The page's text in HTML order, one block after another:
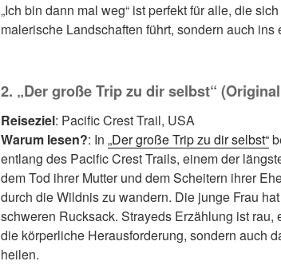
„Ich bin dann mal weg“ ist perfekt für alle, die
malerische Landschaften führt, sondern auch ins
2. „Der große Trip zu dir selbst“
Reiseziel: Pacific Crest Trail, USA
Warum lesen?: In „Der große Trip zu dir selbst“
entlang des Pacific Crest Trails, einem der
dem Tod ihrer Mutter und dem Scheitern ihrer
durch die Wildnis zu wandern. Die junge Frau
schweren Rucksack. Strayeds Erzählung ist
die körperliche Herausforderung, sondern auch
heilen.